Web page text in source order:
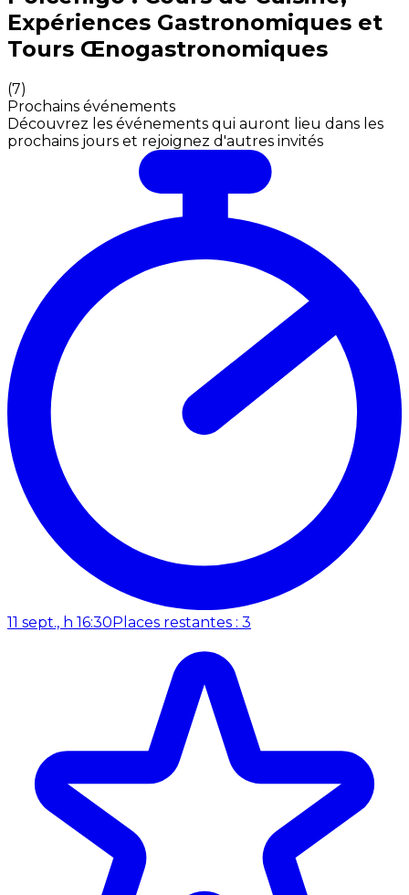
Expériences Gastronomiques et
Tours Œnogastronomiques
(7)
Prochains événements
Découvrez les événements qui auront lieu dans les
prochains jours et rejoignez d'autres invités
11 sept., h 16:30 Places restantes : 3